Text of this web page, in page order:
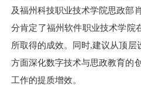
及福州科技职业技术学院思政部
分肯定了福州软件职业技术学院
所取得的成效。同时,建议从顶
方面深化数字技术与思政教育的
工作的提质增效。